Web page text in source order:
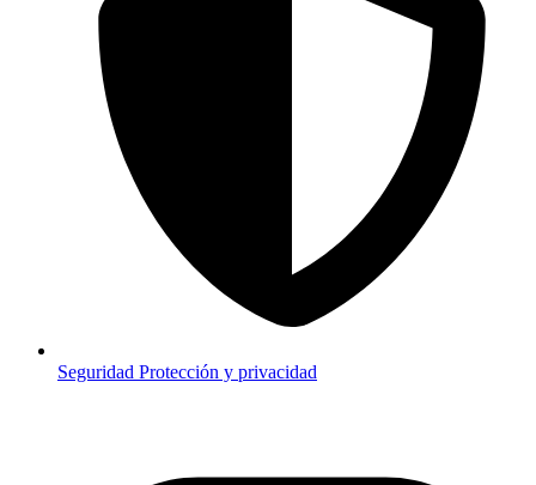
Seguridad Protección y privacidad